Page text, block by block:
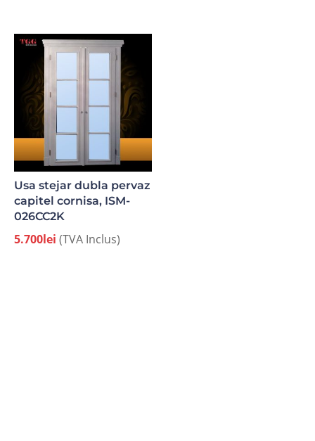
Usa stejar dubla pervaz
capitel cornisa, ISM-
026CC2K
5.700lei (TVA Inclus)